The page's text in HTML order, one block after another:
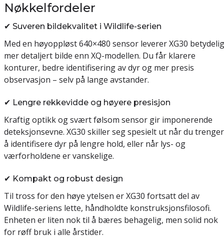
Nøkkelfordeler
✔ Suveren bildekvalitet i Wildlife-serien
Med en høyoppløst 640×480 sensor leverer XG30 betydelig
mer detaljert bilde enn XQ-modellen. Du får klarere
konturer, bedre identifisering av dyr og mer presis
observasjon – selv på lange avstander.
✔ Lengre rekkevidde og høyere presisjon
Kraftig optikk og svært følsom sensor gir imponerende
deteksjonsevne. XG30 skiller seg spesielt ut når du trenger
å identifisere dyr på lengre hold, eller når lys- og
værforholdene er vanskelige.
✔ Kompakt og robust design
Til tross for den høye ytelsen er XG30 fortsatt del av
Wildlife-seriens lette, håndholdte konstruksjonsfilosofi.
Enheten er liten nok til å bæres behagelig, men solid nok
for røff bruk i alle årstider.